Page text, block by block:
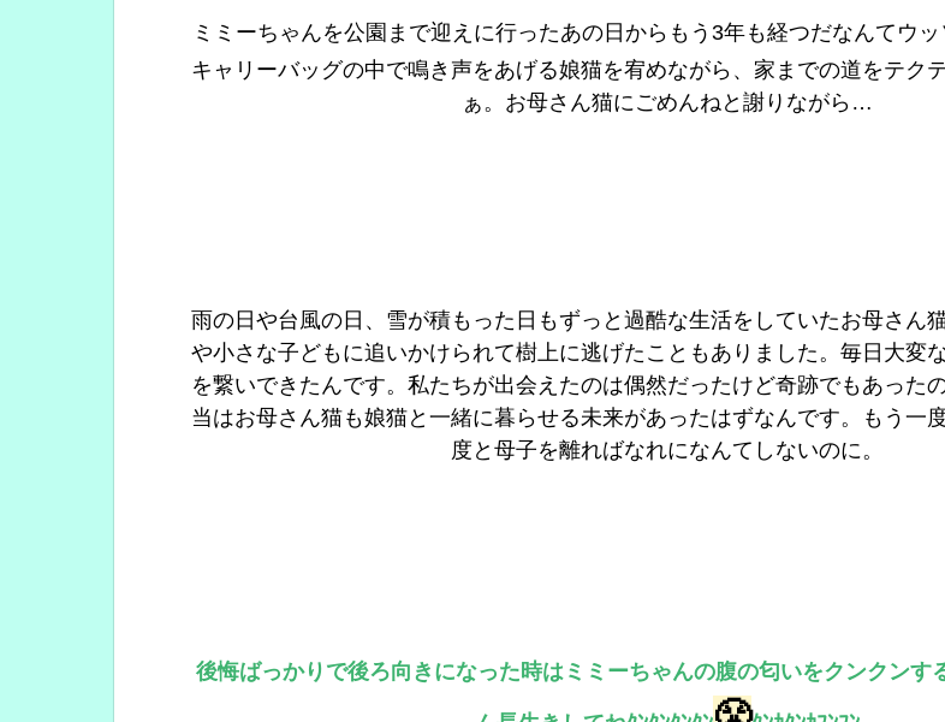
ミミーちゃんを公園まで迎えに行ったあの日からもう3年も経つだなんてウッ
キャリーバッグの中で鳴き声をあげる娘猫を宥めながら、家までの道をテク
ぁ。お母さん猫にごめんねと謝りながら…
雨の日や台風の日、雪が積もった日もずっと過酷な生活をしていたお母さん
や小さな子どもに追いかけられて樹上に逃げたこともありました。毎日大変
を繋いできたんです。私たちが出会えたのは偶然だったけど奇跡でもあった
当はお母さん猫も娘猫と一緒に暮らせる未来があったはずなんです。もう一
度と母子を離ればなれになんてしないのに。
後悔ばっかりで後ろ向きになった時はミミーちゃんの腹の匂いをクンクンす